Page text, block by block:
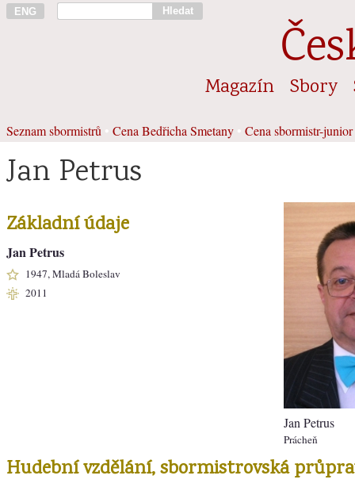
ENG Hledat
Magazín Sbory
Seznam sbormistrů Cena Bedřicha Smetany Cena sbormistr-junior
Jan Petrus
Jan Petrus
Prácheň
Základní údaje
Jan Petrus
1947, Mladá Boleslav
2011
Hudební vzdělání, sbormistrovská